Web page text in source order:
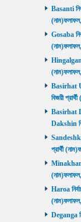
Basanti
Gosaba
Hingalganj
Basirhat
বিজয়ী
Basirhat
Dakshin
প্রার্থী
Minakhan
Haroa
Deganga